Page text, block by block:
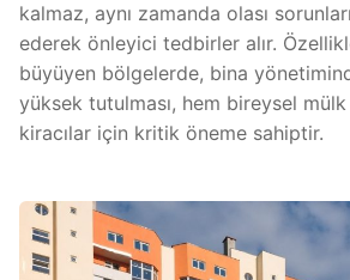
kalmaz, aynı zamanda olası
ederek önleyici tedbirler alır.
büyüyen bölgelerde, bina
yüksek tutulması, hem bireysel
kiracılar için kritik öneme sahiptir.